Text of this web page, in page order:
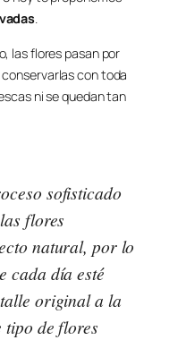
.
las flores pasan por
con toda
ni se quedan tan
sofisticado
flores
natural, por lo
cada día esté
original a la
tipo de flores